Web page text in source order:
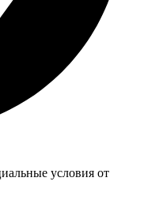
условия от